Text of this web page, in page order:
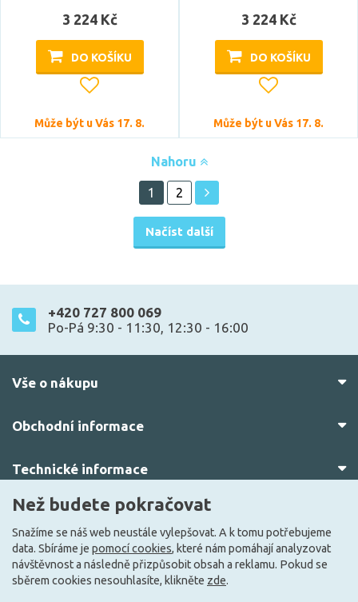
3 224 Kč
DO KOŠÍKU
Může být u Vás 17. 8.
3 224 Kč
DO KOŠÍKU
Může být u Vás 17. 8.
Nahoru
Načíst další
1 2
+420 727 800 069
Po-Pá 9:30 - 11:30, 12:30 - 16:00
Vše o nákupu
Obchodní informace
Technické informace
O nás
Než budete pokračovat
Snažíme se náš web neustále vylepšovat. A k tomu potřebujeme
data. Sbíráme je pomocí cookies, které nám pomáhají analyzovat
návštěvnost a následně přizpůsobit obsah a reklamu. Pokud se
sběrem cookies nesouhlasíte, klikněte zde.